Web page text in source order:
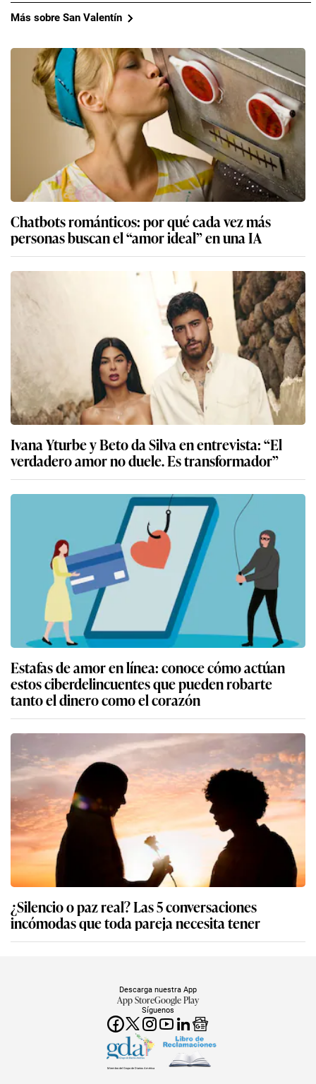
Más sobre San Valentín
Chatbots románticos: por qué cada vez más
personas buscan el “amor ideal” en una IA
Ivana Yturbe y Beto da Silva en entrevista: “El
verdadero amor no duele. Es transformador”
Estafas de amor en línea: conoce cómo actúan
estos ciberdelincuentes que pueden robarte
tanto el dinero como el corazón
¿Silencio o paz real? Las 5 conversaciones
incómodas que toda pareja necesita tener
Síguenos
Descarga nuestra App
App StoreGoogle Play
Miembro del Grupo de Diarios América